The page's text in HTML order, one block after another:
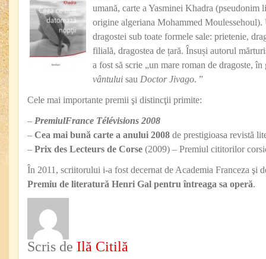
umană, carte a Yasminei Khadra (pseudonim
origine algeriana Mohammed Moulessehoul).
dragostei sub toate formele sale: prietenie,
filială, dragostea de țară. Însuși autorul
a fost să scrie „un mare roman de dragoste,
vântului sau Doctor Jivago. ”
Cele mai importante premii şi distincţii primite:
– PremiulFrance Télévisions 2008
– Cea mai bună carte a anului 2008 de prestigioasa revistă
– Prix des Lecteurs de Corse (2009) – Premiul cititorilor
În 2011, scriitorului i-a fost decernat de Academia Franceza şi
Premiu de literatură Henri Gal pentru întreaga sa operă.
Scris de Ilă Citilă